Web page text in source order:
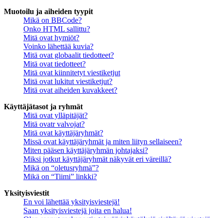
Muotoilu ja aiheiden tyypit
Mikä on BBCode?
Onko HTML sallittu?
Mitä ovat hymiöt?
Voinko lähettää kuvia?
Mitä ovat globaalit tiedotteet?
Mitä ovat tiedotteet?
Mitä ovat kiinnitetyt viestiketjut
Mitä ovat lukitut viestiketjut?
Mitä ovat aiheiden kuvakkeet?
Käyttäjätasot ja ryhmät
Mitä ovat ylläpitäjät?
Mitä ovatr valvojat?
Mitä ovat käyttäjäryhmät?
Missä ovat käyttäjäryhmät ja miten liityn sellaiseen?
Miten pääsen käyttäjäryhmän johtajaksi?
Miksi jotkut käyttäjäryhmät näkyvät eri väreillä?
Mikä on “oletusryhmä”?
Mikä on “Tiimi” linkki?
Yksityisviestit
En voi lähettää yksityisviestejä!
Saan yksityisviestejä joita en halua!